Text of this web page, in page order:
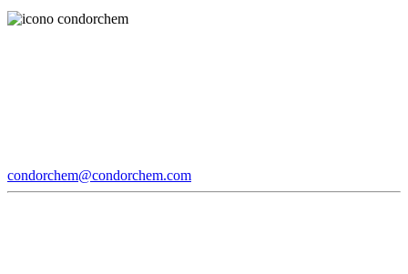
condorchem@condorchem.com